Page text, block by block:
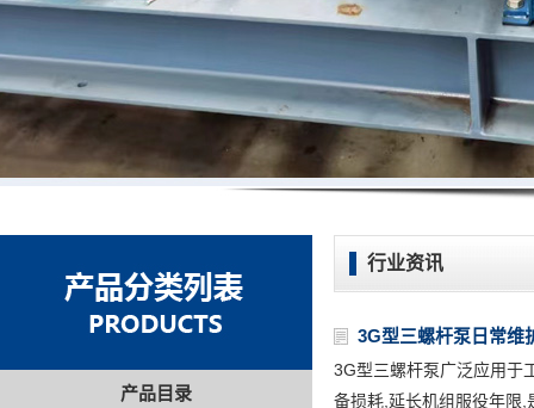
行业资讯
3G型三螺杆泵日常维
3G型三螺杆泵广泛应用于
备损耗,延长机组服役年限
产品目录